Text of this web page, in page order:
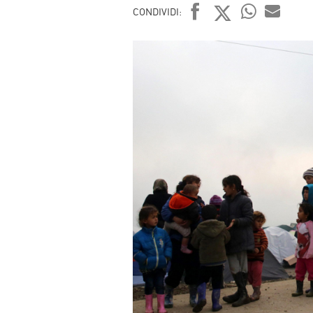
CONDIVIDI:
FACEBOOK
TWITTER
WHATSAPP